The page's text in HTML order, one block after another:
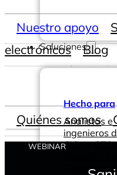
Soluciones
Hecho para
Analistas e
ingenieros
CIOs y CTOs
Directores de
Nuestro apoyo
electrónicos
Blog
Quiénes somos
WEBINAR